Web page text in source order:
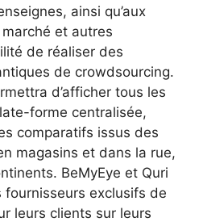
ainsi qu’aux
et autres
de réaliser des
de crowdsourcing.
d’afficher tous les
forme centralisée,
comparatifs issus des
magasins et dans la rue,
BeMyEye et Quri
fournisseurs exclusifs de
leurs clients sur leurs